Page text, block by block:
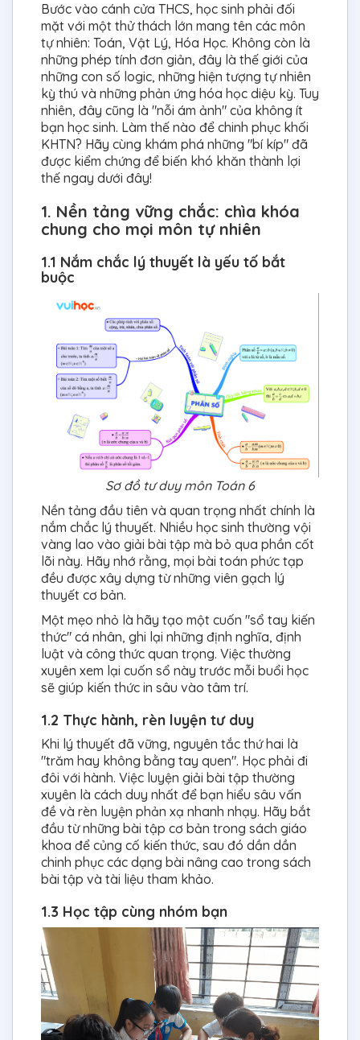
Bước vào cánh cửa THCS, học sinh phải đối
mặt với một thử thách lớn mang tên các môn
tự nhiên: Toán, Vật Lý, Hóa Học. Không còn là
những phép tính đơn giản, đây là thế giới của
những con số logic, những hiện tượng tự nhiên
kỳ thú và những phản ứng hóa học diệu kỳ. Tuy
nhiên, đây cũng là "nỗi ám ảnh" của không ít
bạn học sinh. Làm thế nào để chinh phục khối
KHTN? Hãy cùng khám phá những "bí kíp" đã
được kiểm chứng để biến khó khăn thành lợi
thế ngay dưới đây!
1. Nền tảng vững chắc: chìa khóa
chung cho mọi môn tự nhiên
1.1 Nắm chắc lý thuyết là yếu tố bắt
buộc
Sơ đồ tư duy môn Toán 6
Nền tảng đầu tiên và quan trọng nhất chính là
nắm chắc lý thuyết. Nhiều học sinh thường vội
vàng lao vào giải bài tập mà bỏ qua phần cốt
lõi này. Hãy nhớ rằng, mọi bài toán phức tạp
đều được xây dựng từ những viên gạch lý
thuyết cơ bản.
Một mẹo nhỏ là hãy tạo một cuốn "sổ tay kiến
thức" cá nhân, ghi lại những định nghĩa, định
luật và công thức quan trọng. Việc thường
xuyên xem lại cuốn sổ này trước mỗi buổi học
sẽ giúp kiến thức in sâu vào tâm trí.
1.2 Thực hành, rèn luyện tư duy
Khi lý thuyết đã vững, nguyên tắc thứ hai là
"trăm hay không bằng tay quen". Học phải đi
đôi với hành. Việc luyện giải bài tập thường
xuyên là cách duy nhất để bạn hiểu sâu vấn
đề và rèn luyện phản xạ nhanh nhạy. Hãy bắt
đầu từ những bài tập cơ bản trong sách giáo
khoa để củng cố kiến thức, sau đó dần dần
chinh phục các dạng bài nâng cao trong sách
bài tập và tài liệu tham khảo.
1.3 Học tập cùng nhóm bạn